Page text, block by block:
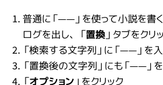
普通に「――」を使って小説を書
ログを出し、「置換 」タブをクリ
「検索する文字列」に「――」を
「置換後の文字列」にも「――」
「オプション 」をクリック